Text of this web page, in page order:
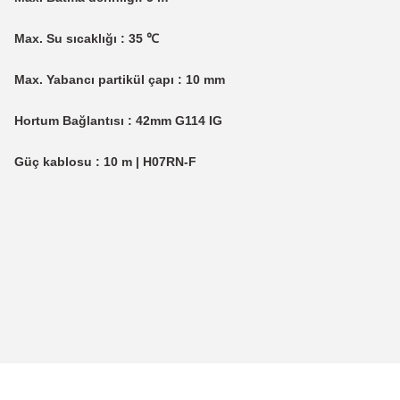
Max. Su sıcaklığı : 35 ℃
Max. Yabancı partikül çapı : 10 mm
Hortum Bağlantısı : 42mm G114 IG
Güç kablosu : 10 m | H07RN-F